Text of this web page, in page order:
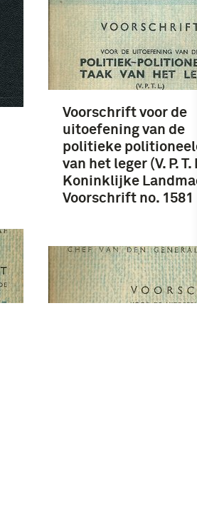
Voorschrift voor de
uitoefening van de
politieke
van het leger (V. P. T.
Koninklijke
Voorschrift no. 1581